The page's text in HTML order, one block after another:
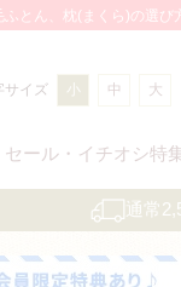
ふとん、枕(まくら)の選び
サイズ 小 中 大
セール・ イチオシ特
通常